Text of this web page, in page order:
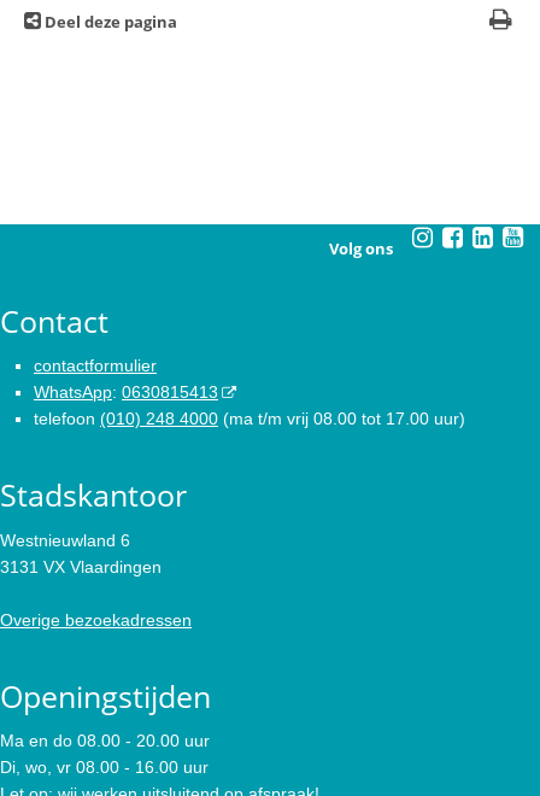
Deel deze pagina
Volg ons
Contact
contactformulier
WhatsApp: 0630815413
telefoon (010) 248 4000 (ma t/m vrij 08.00 tot 17.00 uur)
Stadskantoor
Westnieuwland 6
3131 VX Vlaardingen
Overige bezoekadressen
Openingstijden
Ma en do 08.00 - 20.00 uur
Di, wo, vr 08.00 - 16.00 uur